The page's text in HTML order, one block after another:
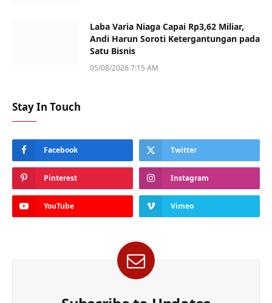
Laba Varia Niaga Capai Rp3,62 Miliar,
Andi Harun Soroti Ketergantungan pada
Satu Bisnis
05/08/2026 7:15 AM
Stay In Touch
Facebook Twitter
Pinterest Instagram
YouTube Vimeo